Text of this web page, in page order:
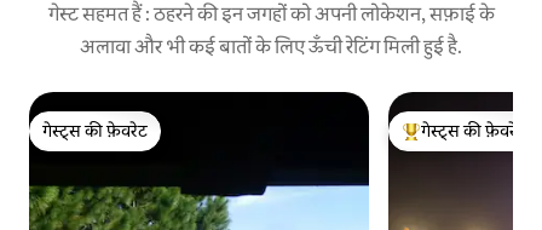
गेस्ट सहमत हैं : ठहरने की इन जगहों को अपनी लोकेशन, सफ़ाई के
अलावा और भी कई बातों के लिए ऊँची रेटिंग मिली हुई है.
गेस्ट्स की फ़ेवरेट
गेस्ट्स की फ़ेवरेट
गेस्ट्स का टॉप फ़ेवरेट
गेस्ट्स की फ़ेवरेट